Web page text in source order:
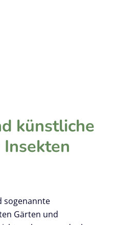
künstliche
sogenannte
Gärten und